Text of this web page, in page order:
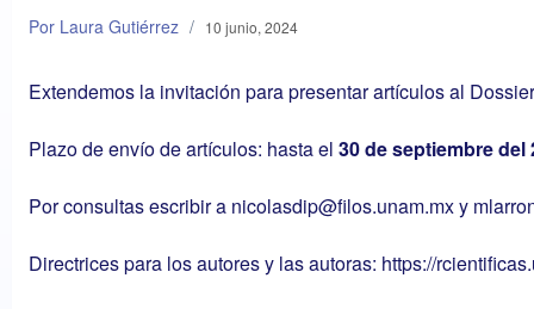
Por Laura Gutiérrez / 10 junio, 2024
Extendemos la invitación para presentar artículos al
Plazo de envío de artículos: hasta el 30 de septiembre del
Por consultas escribir a nicolasdip@filos.unam.mxy
Directrices para los autores y las autoras: https://